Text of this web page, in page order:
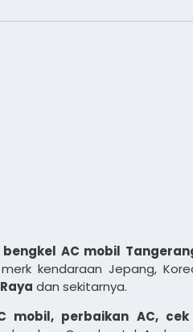
bengkel AC mobil
kendaraan Jepang,
dan sekitarnya.
mobil, perbaikan AC,